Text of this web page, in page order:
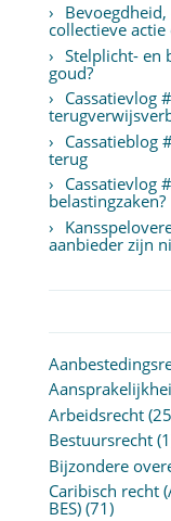
collectieve
Stelplicht- en
goud?
Cassatievlog
Cassatieblog
terug
Cassatievlog
belastingzaken?
aanbieder zijn
Arbeidsrecht
Bestuursrecht
Bijzondere
Caribisch recht
BES)(71)